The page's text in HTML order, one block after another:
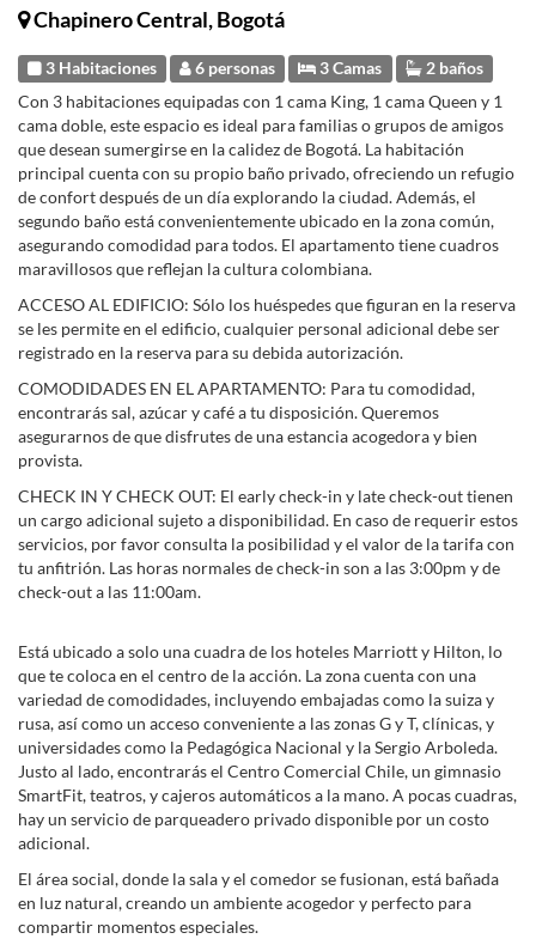
Chapinero Central, Bogotá
3 Habitaciones 6 personas 3 Camas 2 baños
Con 3 habitaciones equipadas con 1 cama King, 1 cama Queen y 1
cama doble, este espacio es ideal para familias o grupos de amigos
que desean sumergirse en la calidez de Bogotá. La habitación
principal cuenta con su propio baño privado, ofreciendo un refugio
de confort después de un día explorando la ciudad. Además, el
segundo baño está convenientemente ubicado en la zona común,
asegurando comodidad para todos. El apartamento tiene cuadros
maravillosos que reflejan la cultura colombiana.
ACCESO AL EDIFICIO: Sólo los huéspedes que figuran en la reserva
se les permite en el edificio, cualquier personal adicional debe ser
registrado en la reserva para su debida autorización.
COMODIDADES EN EL APARTAMENTO: Para tu comodidad,
encontrarás sal, azúcar y café a tu disposición. Queremos
asegurarnos de que disfrutes de una estancia acogedora y bien
provista.
CHECK IN Y CHECK OUT: El early check-in y late check-out tienen
un cargo adicional sujeto a disponibilidad. En caso de requerir estos
servicios, por favor consulta la posibilidad y el valor de la tarifa con
tu anfitrión. Las horas normales de check-in son a las 3:00pm y de
check-out a las 11:00am.
Está ubicado a solo una cuadra de los hoteles Marriott y Hilton, lo
que te coloca en el centro de la acción. La zona cuenta con una
variedad de comodidades, incluyendo embajadas como la suiza y
rusa, así como un acceso conveniente a las zonas G y T, clínicas, y
universidades como la Pedagógica Nacional y la Sergio Arboleda.
Justo al lado, encontrarás el Centro Comercial Chile, un gimnasio
SmartFit, teatros, y cajeros automáticos a la mano. A pocas cuadras,
hay un servicio de parqueadero privado disponible por un costo
adicional.
El área social, donde la sala y el comedor se fusionan, está bañada
en luz natural, creando un ambiente acogedor y perfecto para
compartir momentos especiales.